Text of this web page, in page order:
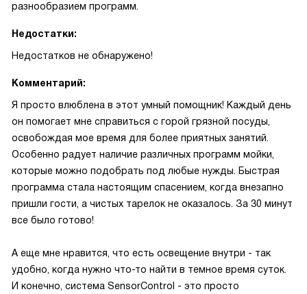
разнообразием программ.
Недостатки:
Недостатков не обнаружено!
Комментарий:
Я просто влюблена в этот умный помощник! Каждый день
он помогает мне справиться с горой грязной посуды,
освобождая мое время для более приятных занятий.
Особенно радует наличие различных программ мойки,
которые можно подобрать под любые нужды. Быстрая
программа стала настоящим спасением, когда внезапно
пришли гости, а чистых тарелок не оказалось. За 30 минут
все было готово!
А еще мне нравится, что есть освещение внутри - так
удобно, когда нужно что-то найти в темное время суток.
И конечно, система SensorControl - это просто